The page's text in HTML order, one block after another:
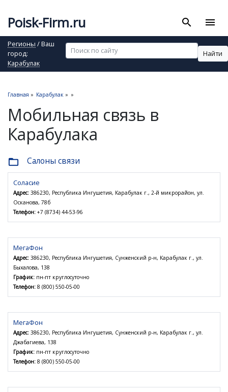
Poisk-Firm.ru search menu
Регионы / Ваш
город:
Карабулак
Найти
Главная » Карабулак » »
Мобильная связь в
Карабулака
folder_open Салоны связи
Соласие
Адрес: 386230, Республика Ингушетия, Карабулак г., 2-й микрорайон, ул.
Осканова, 78б
Телефон: +7 (8734) 44-53-96
МегаФон
Адрес: 386230, Республика Ингушетия, Сунженский р-н, Карабулак г., ул.
Быхалова, 138
График: пн-пт круглосуточно
Телефон: 8 (800) 550-05-00
МегаФон
Адрес: 386230, Республика Ингушетия, Сунженский р-н, Карабулак г., ул.
Джабагиева, 138
График: пн-пт круглосуточно
Телефон: 8 (800) 550-05-00